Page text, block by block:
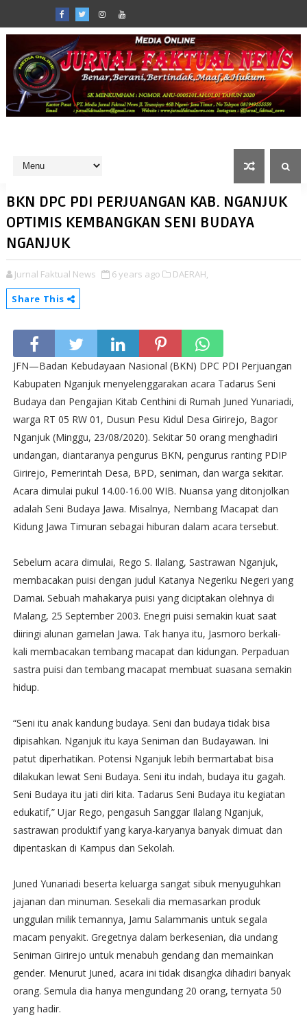
BKN DPC PDI PERJUANGAN KAB. NGANJUK
OPTIMIS KEMBANGKAN SENI BUDAYA
NGANJUK
Jurnal Faktual News 6 years ago
DAERAH,
Share This
JFN—Badan Kebudayaan Nasional (BKN) DPC PDI Perjuangan
Kabupaten Nganjuk menyelenggarakan acara Tadarus Seni
Budaya dan Pengajian Kitab Centhini di Rumah Juned Yunariadi,
warga RT 05 RW 01, Dusun Pesu Kidul Desa Girirejo, Bagor
Nganjuk (Minggu, 23/08/2020). Sekitar 50 orang menghadiri
undangan, diantaranya pengurus BKN, pengurus ranting PDIP
Girirejo, Pemerintah Desa, BPD, seniman, dan warga sekitar.
Acara dimulai pukul 14.00-16.00 WIB. Nuansa yang ditonjolkan
adalah Seni Budaya Jawa. Misalnya, Nembang Macapat dan
Kidung Jawa Timuran sebagai hiburan dalam acara tersebut.
Sebelum acara dimulai, Rego S. Ilalang, Sastrawan Nganjuk,
membacakan puisi dengan judul Katanya Negeriku Negeri yang
Damai. Sebuah mahakarya puisi yang diciptakan olehnya di
Malang, 25 September 2003. Enegri puisi semakin kuat saat
diiringi alunan gamelan Jawa. Tak hanya itu, Jasmoro berkali-
kali membacakan tembang macapat dan kidungan. Perpaduan
sastra puisi dan tembang macapat membuat suasana semakin
hidup.
“Seni itu anak kandung budaya. Seni dan budaya tidak bisa
dipisahkan. Nganjuk itu kaya Seniman dan Budayawan. Ini
patut diperhatikan. Potensi Nganjuk lebih bermartabat bisa
dilakukan lewat Seni Budaya. Seni itu indah, budaya itu gagah.
Seni Budaya itu jati diri kita. Tadarus Seni Budaya itu kegiatan
edukatif,” Ujar Rego, pengasuh Sanggar Ilalang Nganjuk,
sastrawan produktif yang karya-karyanya banyak dimuat dan
dipentaskan di Kampus dan Sekolah.
Juned Yunariadi beserta keluarga sangat sibuk menyuguhkan
jajanan dan minuman. Sesekali dia memasarkan produk
unggulan milik temannya, Jamu Salammanis untuk segala
macam penyakit. Gregetnya dalam berkesenian, dia undang
Seniman Girirejo untuk menabuh gendang dan memainkan
gender. Menurut Juned, acara ini tidak disangka dihadiri banyak
orang. Semula dia hanya mengundang 20 orang, ternyata 50
yang hadir.